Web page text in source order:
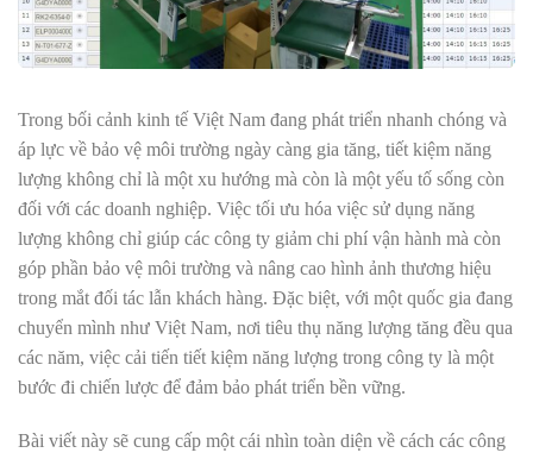
Trong bối cảnh kinh tế Việt Nam đang phát triển nhanh chóng và
áp lực về bảo vệ môi trường ngày càng gia tăng, tiết kiệm năng
lượng không chỉ là một xu hướng mà còn là một yếu tố sống còn
đối với các doanh nghiệp. Việc tối ưu hóa việc sử dụng năng
lượng không chỉ giúp các công ty giảm chi phí vận hành mà còn
góp phần bảo vệ môi trường và nâng cao hình ảnh thương hiệu
trong mắt đối tác lẫn khách hàng. Đặc biệt, với một quốc gia đang
chuyển mình như Việt Nam, nơi tiêu thụ năng lượng tăng đều qua
các năm, việc cải tiến tiết kiệm năng lượng trong công ty là một
bước đi chiến lược để đảm bảo phát triển bền vững.
Bài viết này sẽ cung cấp một cái nhìn toàn diện về cách các công